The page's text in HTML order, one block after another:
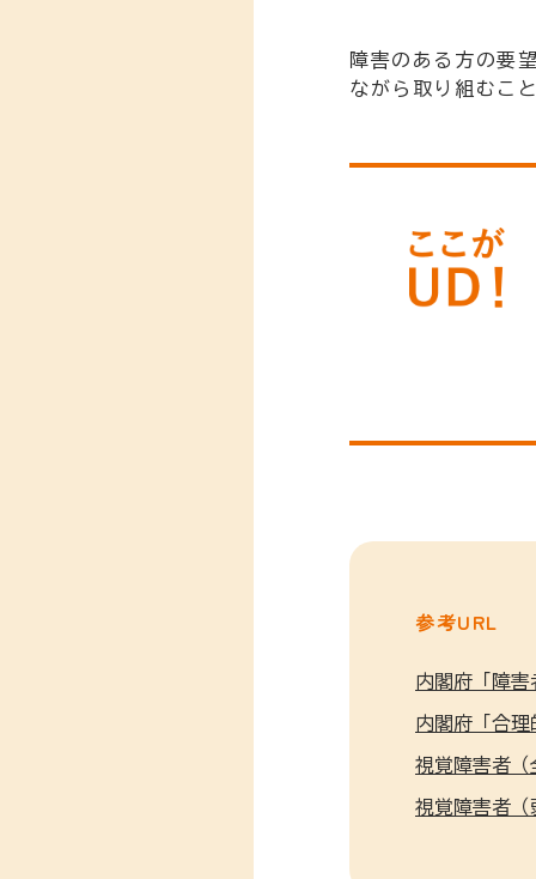
障害のある方の要
ながら取り組むこ
参考URL
内閣府「障
内閣府「合
視覚障害者（
視覚障害者（